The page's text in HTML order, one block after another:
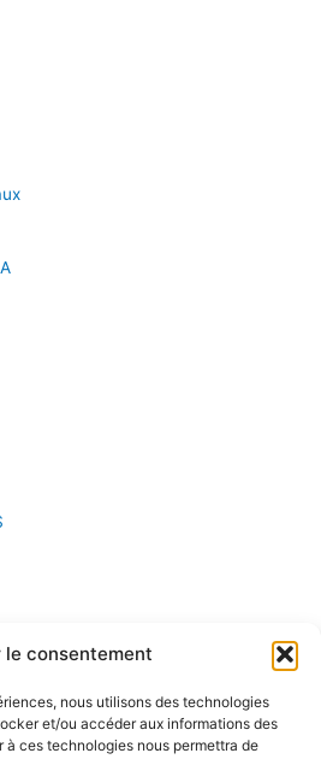
le consentement
nous utilisons des technologies
et/ou accéder aux informations des
ces technologies nous permettra de